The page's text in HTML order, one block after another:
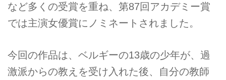
など多くの受賞を重ね、第87回アカデミー賞
では主演女優賞にノミネートされました。
今回の作品は、ベルギーの13歳の少年が、過
激派からの教えを受け入れた後、自分の教師